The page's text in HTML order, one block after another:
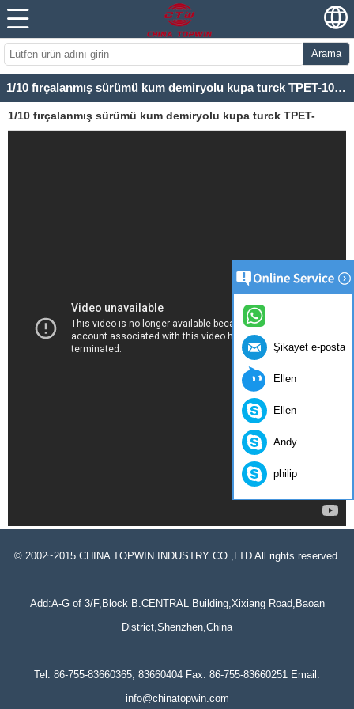
Arama
1/10 fırçalanmış sürümü kum demiryolu kupa turck TPET-10204
1/10 fırçalanmış sürümü kum demiryolu kupa turck TPET-
© 2002~2015 CHINA TOPWIN INDUSTRY CO.,LTD All rights reserved.
Add:A-G of 3/F,Block B.CENTRAL Building,Xixiang Road,Baoan
District,Shenzhen,China
Tel: 86-755-83660365, 83660404 Fax: 86-755-83660251 Email:
info@chinatopwin.com
Şikayet e-posta
Ellen
Ellen
Andy
philip